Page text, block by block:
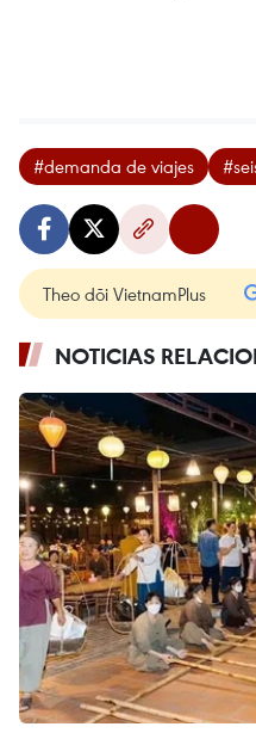
#demanda de viajes
Theo dõi VietnamPlus
NOTICIAS